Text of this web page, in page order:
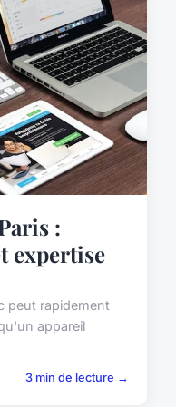
:
expertise
peut rapidement
appareil
3 min de lecture →